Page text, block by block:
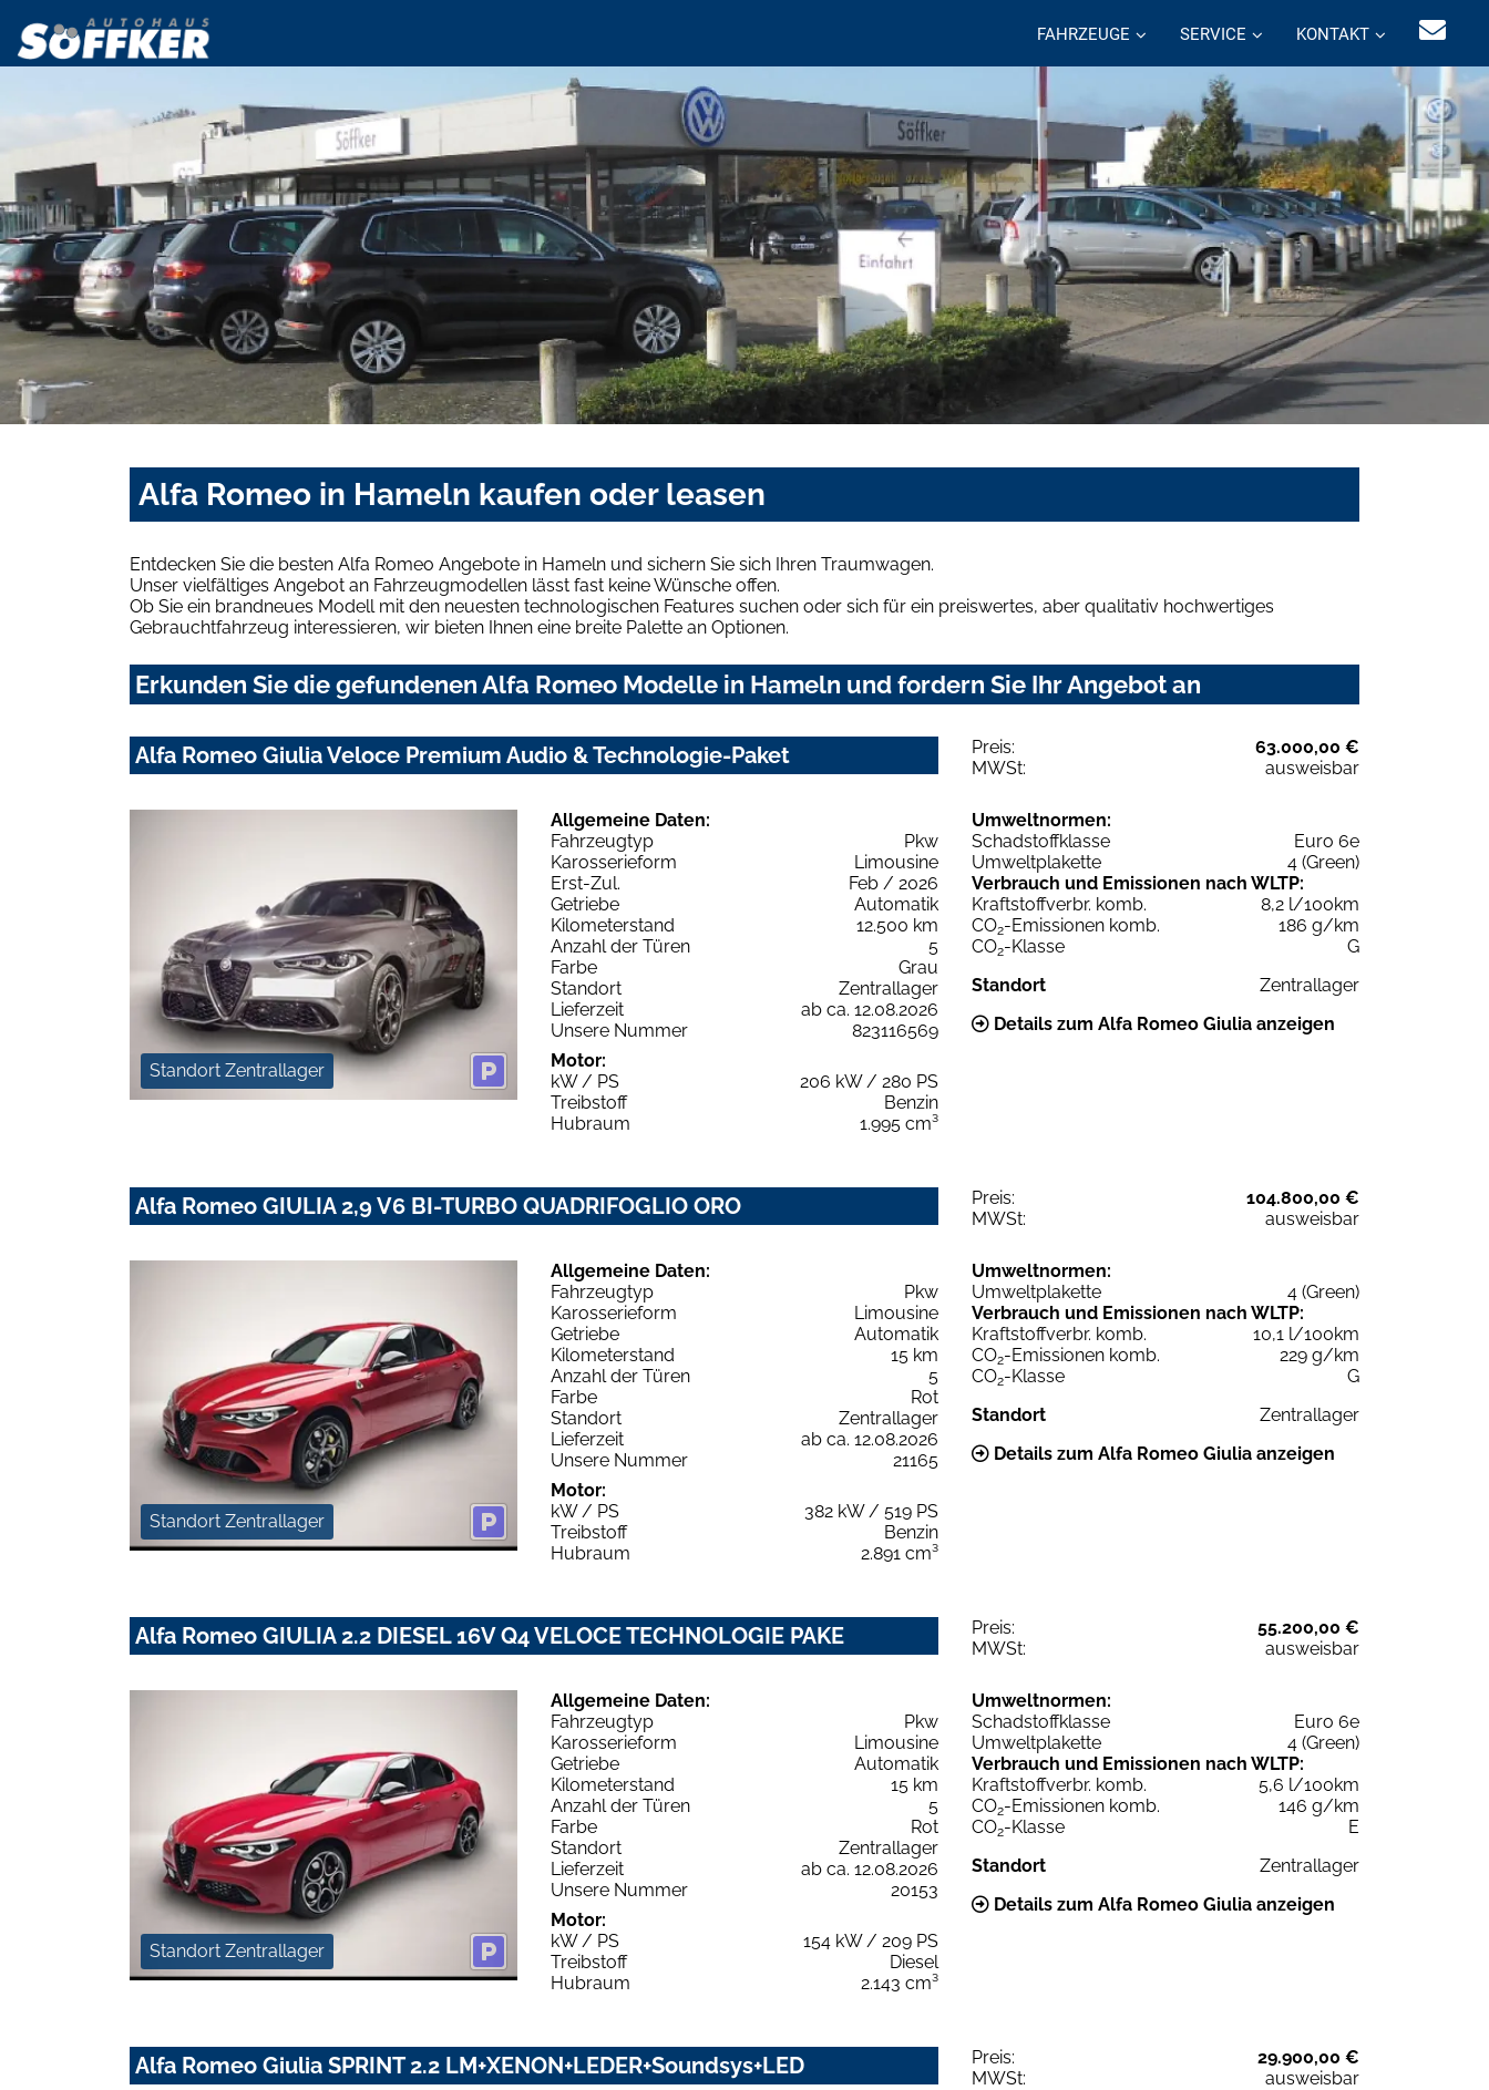
FAHRZEUGE SERVICE KONTAKT
Alfa Romeo in Hameln kaufen oder leasen
Entdecken Sie die besten Alfa Romeo Angebote in Hameln und sichern Sie sich Ihren Traumwagen.
Unser vielfältiges Angebot an Fahrzeugmodellen lässt fast keine Wünsche offen.
Ob Sie ein brandneues Modell mit den neuesten technologischen Features suchen oder sich für ein preiswertes, aber qualitativ hochwertiges
Gebrauchtfahrzeug interessieren, wir bieten Ihnen eine breite Palette an Optionen.
Erkunden Sie die gefundenen Alfa Romeo Modelle in Hameln und fordern Sie Ihr Angebot an
Alfa Romeo Giulia Veloce Premium Audio & Technologie-Paket Preis:
63.000,00 €
MWSt:
ausweisbar
Standort Zentrallager
Allgemeine Daten:
Fahrzeugtyp
Pkw
Karosserieform
Limousine
Erst-Zul.
Feb / 2026
Getriebe
Automatik
Kilometerstand
12.500 km
Anzahl der Türen
5
Farbe
Grau
Standort
Zentrallager
Lieferzeit
ab ca. 12.08.2026
Unsere Nummer
823116569
Motor:
kW / PS
206 kW / 280 PS
Treibstoff
Benzin
Hubraum
1.995 cm³
Umweltnormen:
Schadstoffklasse
Euro 6e
Umweltplakette
4 (Green)
Verbrauch und Emissionen nach WLTP:
Kraftstoffverbr. komb.
8,2 l/100km
CO2-Emissionen komb.
186 g/km
CO2-Klasse
G
Standort
Zentrallager
Details zum Alfa Romeo Giulia anzeigen
Alfa Romeo GIULIA 2,9 V6 BI-TURBO QUADRIFOGLIO ORO Preis:
104.800,00 €
MWSt:
ausweisbar
Standort Zentrallager
Allgemeine Daten:
Fahrzeugtyp
Pkw
Karosserieform
Limousine
Getriebe
Automatik
Kilometerstand
15 km
Anzahl der Türen
5
Farbe
Rot
Standort
Zentrallager
Lieferzeit
ab ca. 12.08.2026
Unsere Nummer
21165
Motor:
kW / PS
382 kW / 519 PS
Treibstoff
Benzin
Hubraum
2.891 cm³
Umweltnormen:
Umweltplakette
4 (Green)
Verbrauch und Emissionen nach WLTP:
Kraftstoffverbr. komb.
10,1 l/100km
CO2-Emissionen komb.
229 g/km
CO2-Klasse
G
Standort
Zentrallager
Details zum Alfa Romeo Giulia anzeigen
Alfa Romeo GIULIA 2.2 DIESEL 16V Q4 VELOCE TECHNOLOGIE PAKE Preis:
55.200,00 €
MWSt:
ausweisbar
Standort Zentrallager
Allgemeine Daten:
Fahrzeugtyp
Pkw
Karosserieform
Limousine
Getriebe
Automatik
Kilometerstand
15 km
Anzahl der Türen
5
Farbe
Rot
Standort
Zentrallager
Lieferzeit
ab ca. 12.08.2026
Unsere Nummer
20153
Motor:
kW / PS
154 kW / 209 PS
Treibstoff
Diesel
Hubraum
2.143 cm³
Umweltnormen:
Schadstoffklasse
Euro 6e
Umweltplakette
4 (Green)
Verbrauch und Emissionen nach WLTP:
Kraftstoffverbr. komb.
5,6 l/100km
CO2-Emissionen komb.
146 g/km
CO2-Klasse
E
Standort
Zentrallager
Details zum Alfa Romeo Giulia anzeigen
Alfa Romeo Giulia SPRINT 2.2 LM+XENON+LEDER+Soundsys+LED Preis:
29.900,00 €
MWSt:
ausweisbar